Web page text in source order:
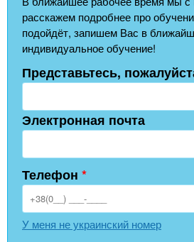
расскажем подробнее про
подойдёт, запишем Вас в
индивидуальное обучение!
Представьтесь,
Электронная почта
Телефон *
У меня не украинский номер